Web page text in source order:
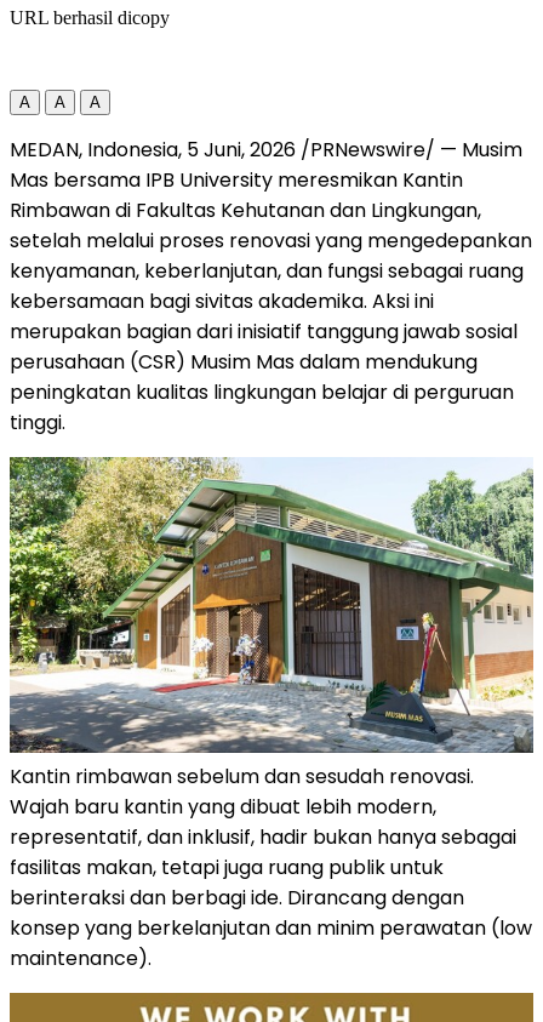
URL berhasil dicopy
A A A
MEDAN, Indonesia, 5Juni, 2026 /PRNewswire/ — Musim
Mas bersama IPB University meresmikan Kantin
Rimbawan di Fakultas Kehutanan dan Lingkungan,
setelah melalui proses renovasi yang mengedepankan
kenyamanan, keberlanjutan, dan fungsi sebagai ruang
kebersamaan bagi sivitas akademika. Aksi ini
merupakan bagian dari inisiatif tanggung jawab sosial
perusahaan (CSR) Musim Mas dalam mendukung
peningkatan kualitas lingkungan belajar di perguruan
tinggi.
Kantin rimbawan sebelum dan sesudah renovasi.
Wajah baru kantin yang dibuat lebih modern,
representatif, dan inklusif, hadir bukan hanya sebagai
fasilitas makan, tetapi juga ruang publik untuk
berinteraksi dan berbagi ide. Dirancang dengan
konsep yang berkelanjutan dan minim perawatan (low
maintenance).